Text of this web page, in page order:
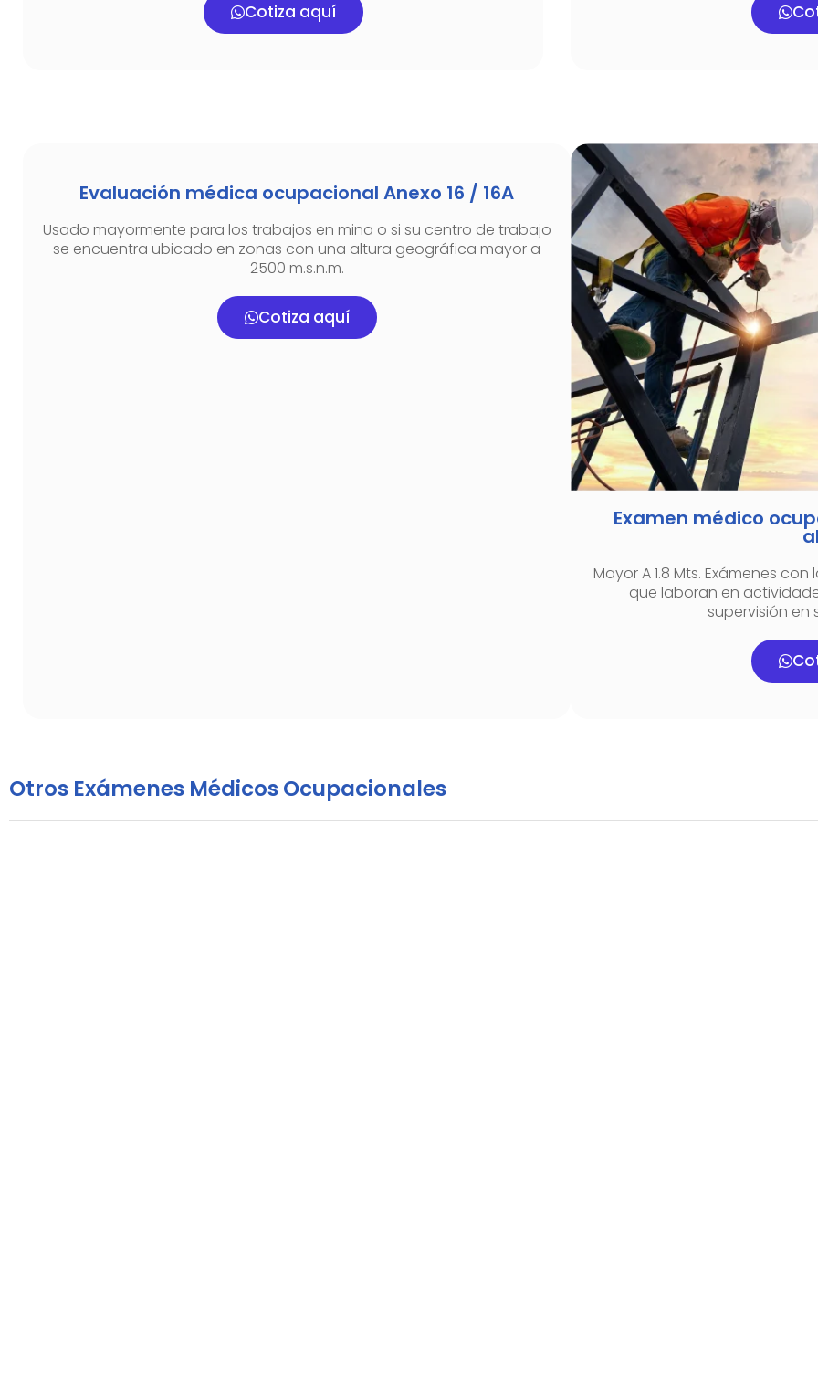
Cotiza aquí
Evaluación médica ocupacional Anexo 16 / 16A
Usado mayormente para los trabajos en mina o si su centro de trabajo
se encuentra ubicado en zonas con una altura geográfica mayor a
2500 m.s.n.m.
Cotiza aquí
Examen médico
Mayor A 1.8 Mts. Exámenes
que laboran en
supervisión en
Otros Exámenes Médicos Ocupacionales